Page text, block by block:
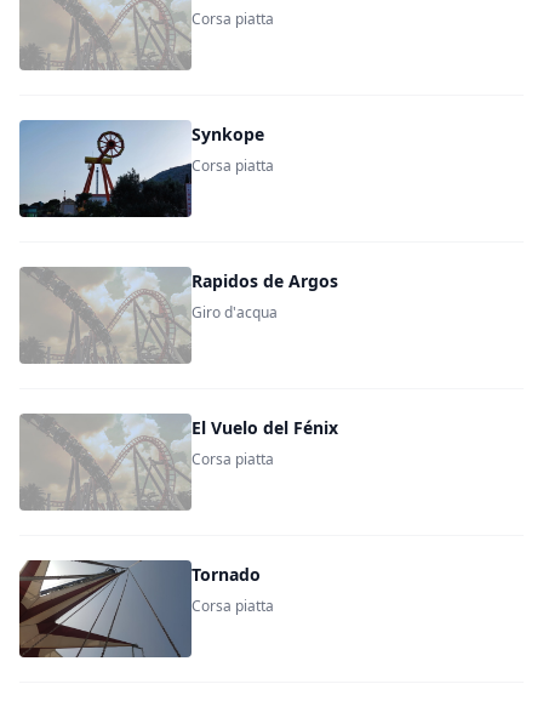
Corsa piatta
Synkope
Corsa piatta
Rapidos de Argos
Giro d'acqua
El Vuelo del Fénix
Corsa piatta
Tornado
Corsa piatta